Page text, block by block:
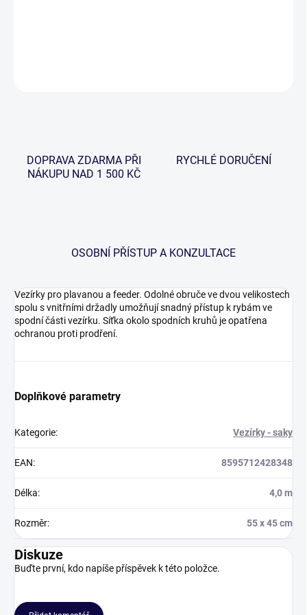
DOPRAVA ZDARMA PŘI
NÁKUPU NAD 1 500 KČ
RYCHLÉ DORUČENÍ
OSOBNÍ PŘÍSTUP A KONZULTACE
Vezírky pro plavanou a feeder. Odolné obruče ve dvou velikostech
spolu s vnitřními držadly umožňují snadný přístup k rybám ve
spodní části vezírku. Síťka okolo spodních kruhů je opatřena
ochranou proti prodření.
Doplňkové parametry
Kategorie: Vezírky - saky
EAN: 8595712428348
Délka: 4,0 m
Rozměr: 55 x 45 cm
Diskuze
Buďte první, kdo napíše příspěvek k této položce.